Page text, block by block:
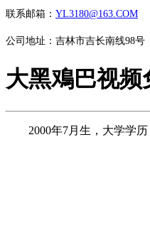
联系邮箱： YL3180@163.COM
公司地址：吉林市吉长南线98号
大黑鳮巴视
2000年7月生，大学学历